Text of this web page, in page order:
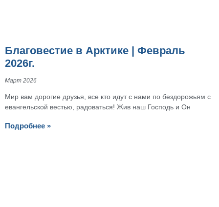
Благовестие в Арктике | Февраль
2026г.
Март 2026
Мир вам дорогие друзья, все кто идут с нами по бездорожьям с
евангельской вестью, радоваться! Жив наш Господь и Он
Подробнее »